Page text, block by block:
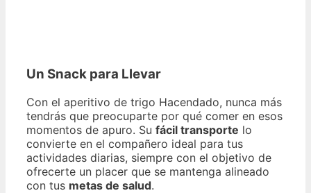
Un Snack para Llevar
Con el aperitivo de trigo Hacendado, nunca más
tendrás que preocuparte por qué comer en esos
momentos de apuro. Su fácil transporte lo
convierte en el compañero ideal para tus
actividades diarias, siempre con el objetivo de
ofrecerte un placer que se mantenga alineado
con tus metas de salud.